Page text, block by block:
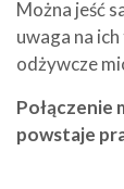
Można jeść
uwaga na
odżywcze
Połączenie
powstaje